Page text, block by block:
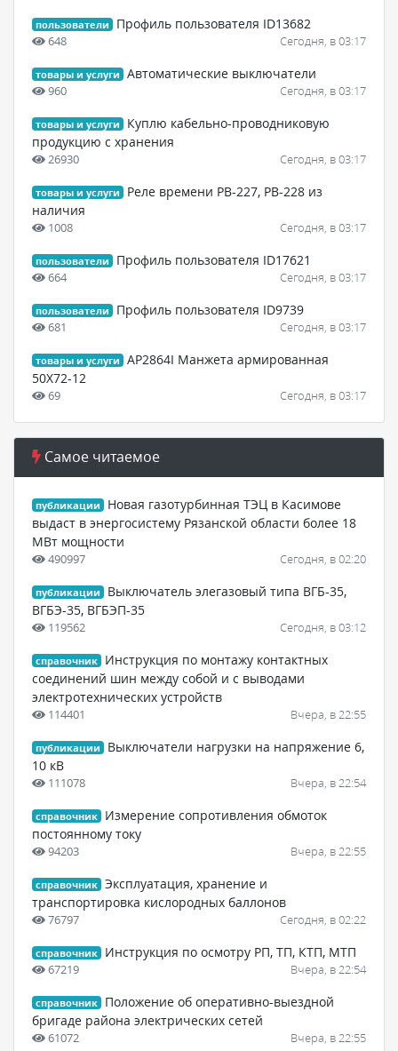
пользователи Профиль пользователя ID13682
648 Сегодня, в 03:17
товары и услуги Автоматические выключатели
960 Сегодня, в 03:17
товары и услуги
Куплю кабельно-проводниковую
продукцию с хранения
26930 Сегодня, в 03:17
товары и услуги
Реле времени РВ-227, РВ-228 из
наличия
1008 Сегодня, в 03:17
пользователи Профиль пользователя ID17621
664 Сегодня, в 03:17
пользователи Профиль пользователя ID9739
681 Сегодня, в 03:17
товары и услуги
AP2864I Манжета армированная
50X72-12
69 Сегодня, в 03:17
Самое читаемое
публикации
Новая газотурбинная ТЭЦ в Касимове
выдаст в энергосистему Рязанской области более 18
МВт мощности
490997 Сегодня, в 02:20
публикации
Выключатель элегазовый типа ВГБ-35,
ВГБЭ-35, ВГБЭП-35
119562 Сегодня, в 03:12
справочник
Инструкция по монтажу контактных
соединений шин между собой и с выводами
электротехнических устройств
114401 Вчера, в 22:55
публикации
Выключатели нагрузки на напряжение 6,
10 кВ
111078 Вчера, в 22:54
справочник
Измерение сопротивления обмоток
постоянному току
94203 Вчера, в 22:55
справочник Эксплуатация, хранение и
транспортировка кислородных баллонов
76797 Сегодня, в 02:22
справочник Инструкция по осмотру РП, ТП, КТП, МТП
67219 Вчера, в 22:54
справочник
Положение об оперативно-выездной
бригаде района электрических сетей
61072 Вчера, в 22:55